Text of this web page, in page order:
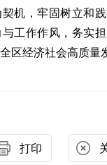
契机，牢固树立和
工作作风，务实担
区经济社会高质量
打印